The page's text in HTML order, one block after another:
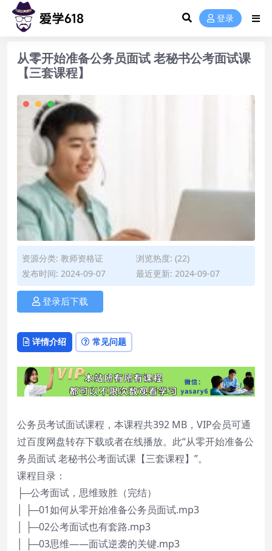
登录
从零开始准备公务员面试 老秘书公考面试课
【三套课程】
资源分类: 教师资格证
浏览热度: (22)
发布时间: 2024-09-07
最近更新: 2024-09-07
登录后下载
详情介绍 常见问题
公务员考试面试课程，本课程共392 MB，VIP会员可通
过百度网盘转存下载或者在线播放。此“从零开始准备公
务员面试 老秘书公考面试课【三套课程】”。
课程目录：
├─公考面试，思维致胜（完结）
│ ├─01如何从零开始准备公务员面试.mp3
│ ├─02公考面试也有套路.mp3
│ ├─03思维——面试逆袭的关键.mp3